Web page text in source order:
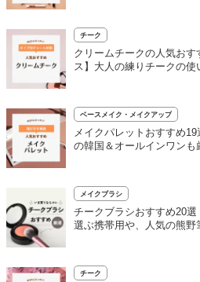
チーク
クリームチークの人気お
ス】大人の練りチークの使
ベースメイク・メイクアップ
メイクパレットおすすめ
の韓国＆オールインワンも
メイクブラシ
チークブラシおすすめ20
選ぶ携帯用や、人気の熊野
チーク